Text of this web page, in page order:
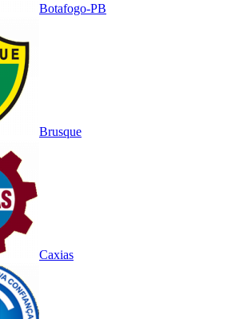
Botafogo-PB
Brusque
Caxias